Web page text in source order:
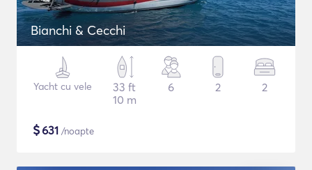
Bianchi & Cecchi
Yacht cu vele
33 ft
10 m
6 2 2
$631 /noapte